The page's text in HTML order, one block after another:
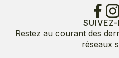
Restez au courant des
réseaux